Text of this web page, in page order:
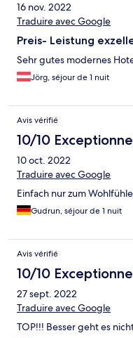
16 nov. 2022
Traduire avec Google
Preis- Leistung
Sehr gutes modernes
Jörg, séjour de 1 nuit
Avis vérifié
10/10
10 oct. 2022
Traduire avec Google
Einfach nur zum
Gudrun, séjour de 1 nuit
Avis vérifié
10/10
27 sept. 2022
Traduire avec Google
TOP!!! Besser geht es